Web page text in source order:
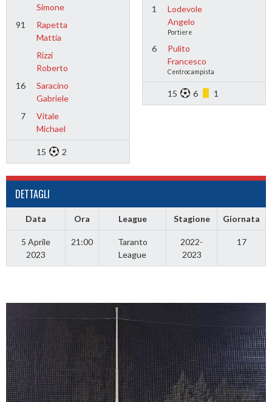
Simone
91
Rapetta
Mattia
Rizzi
Roberto
16
Saracino
Gabriele
7
Vitale
Michael
15 2
1
Lodevole
Angelo
Portiere
6
Pulito
Francesco
Centrocampista
15 6 1
DETTAGLI
Data Ora League Stagione Giornata
5 Aprile
2023
21:00
Taranto
League
2022-
2023
17